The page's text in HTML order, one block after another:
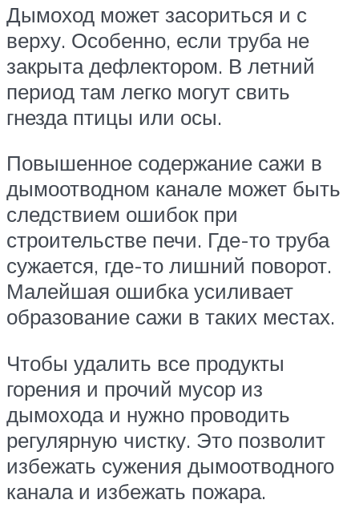
Дымоход может засориться и с
верху. Особенно, если труба не
закрыта дефлектором. В летний
период там легко могут свить
гнезда птицы или осы.
Повышенное содержание сажи в
дымоотводном канале может быть
следствием ошибок при
строительстве печи. Где-то труба
сужается, где-то лишний поворот.
Малейшая ошибка усиливает
образование сажи в таких местах.
Чтобы удалить все продукты
горения и прочий мусор из
дымохода и нужно проводить
регулярную чистку. Это позволит
избежать сужения дымоотводного
канала и избежать пожара.